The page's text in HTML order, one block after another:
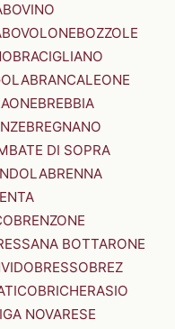
BOVINO
BOVOLONEBOZZOLE
BRACIGLIANO
BRANCALEONE
BREBBIA
BREGNANO
DI SOPRA
BRENNA
BRENZONE
BOTTARONE
BRESSOBREZ
BRICHERASIO
NOVARESE